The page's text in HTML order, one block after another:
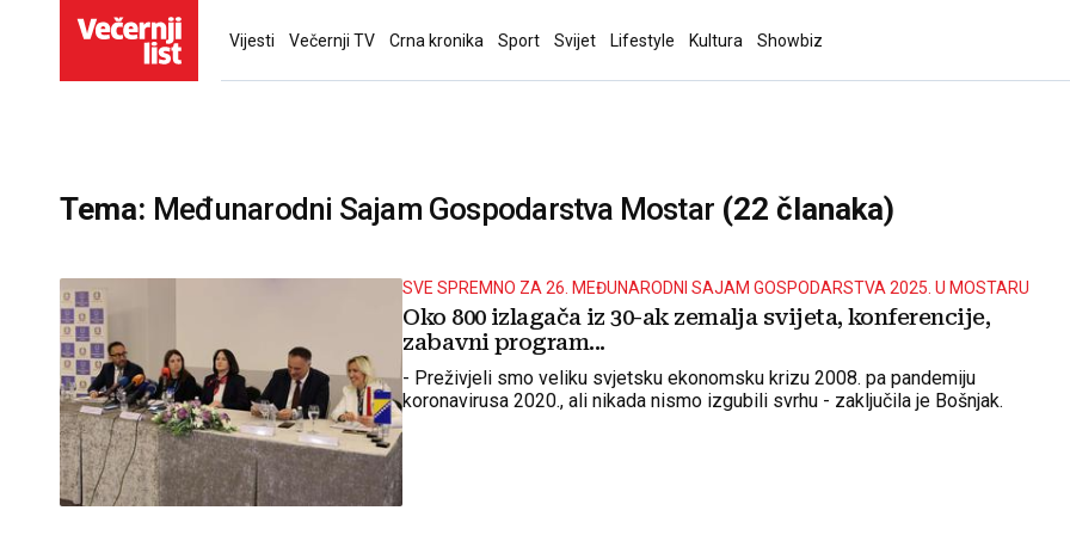
Vijesti Večernji TV Crna kronika Sport Svijet Lifestyle Kultura Showbiz
Tema: Međunarodni Sajam Gospodarstva Mostar (22 članaka)
SVE SPREMNO ZA 26. MEĐUNARODNI SAJAM GOSPODARSTVA 2025. U MOSTARU
Oko 800 izlagača iz 30-ak zemalja svijeta, konferencije,
zabavni program...
- Preživjeli smo veliku svjetsku ekonomsku krizu 2008. pa pandemiju
koronavirusa 2020., ali nikada nismo izgubili svrhu - zaključila je Bošnjak.